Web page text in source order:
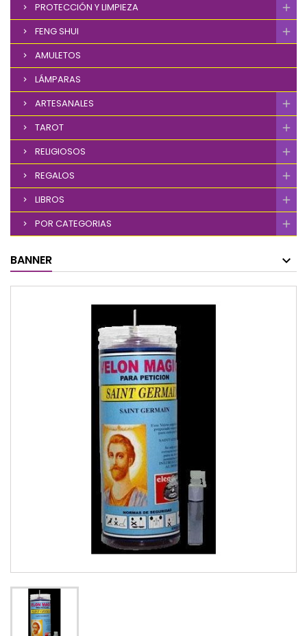
PROTECCIÓN Y LIMPIEZA
FENG SHUI
AMULETOS
LÁMPARAS
ARTESANALES
TAROT
RELIGIOSOS
REGALOS
LIBROS
POR CATEGORIAS
BANNER